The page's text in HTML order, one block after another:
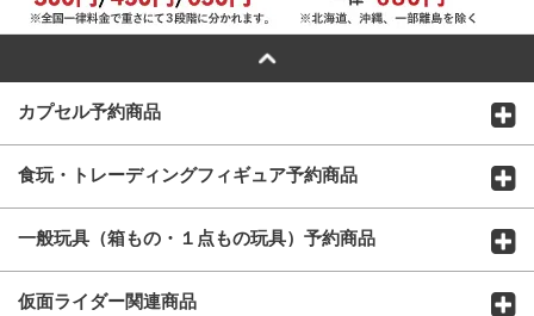
カプセル予約商品
食玩・トレーディングフィギュア予約商品
一般玩具（箱もの・１点もの玩具）予約商品
仮面ライダー関連商品